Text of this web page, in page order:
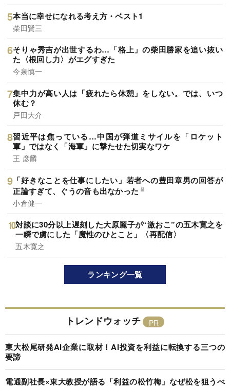
本当に幸せになれる考え方・ベスト1
柴田賢三
そりゃ秀吉が出世するわ…「格上」の柴田勝家を追い抜い
た〈根回し力〉がエグすぎた
今泉慎一
集中力が高い人は「疲れたら休憩」をしない。では、いつ
休む？
戸田大介
習近平は焦っている…中国が弾道ミサイルを「ロケット
軍」ではなく「海軍」に撃たせた切実なワケ
王 彦麟
「好きなことを仕事にしたい」若者への豊田章男の回答が
正論すぎて、ぐうの音も出なかった
小倉健一
対談に30分以上遅刻した大原麗子が“激おこ”の五木寛之を
一瞬で虜にした「魔性のひとこと」〈再配信〉
五木寛之
ランキング一覧
トレンドウォッチ
東大松尾研発AI企業に取材！AI投資を利益に転換する三つの
要諦
電通副社長×東大教授が語る「利益の松竹梅」なぜ松を狙うべ